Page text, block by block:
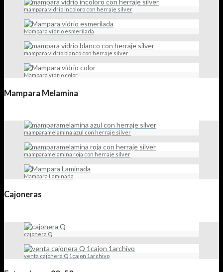
mampara vidrio incoloro con herraje silver
Mampara vidrio esmerilada
mampara vidrio blanco con herraje silver
Mampara vidrio color
Mampara Melamina
mamparamelamina azul con herraje silver
mamparamelamina roja con herraje silver
Mampara Laminada
Cajoneras
cajonera Q
venta cajonera Q 1cajon 1archivo